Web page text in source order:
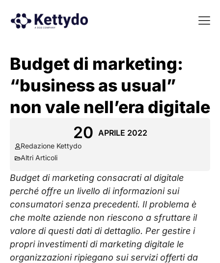
Budget di marketing:
“business as usual”
non vale nell’era digitale
20 APRILE 2022
Redazione Kettydo
Altri Articoli
Budget di marketing consacrati al digitale
perché offre un livello di informazioni sui
consumatori senza precedenti. Il problema è
che molte aziende non riescono a sfruttare il
valore di questi dati di dettaglio. Per gestire i
propri investimenti di marketing digitale le
organizzazioni ripiegano sui servizi offerti da